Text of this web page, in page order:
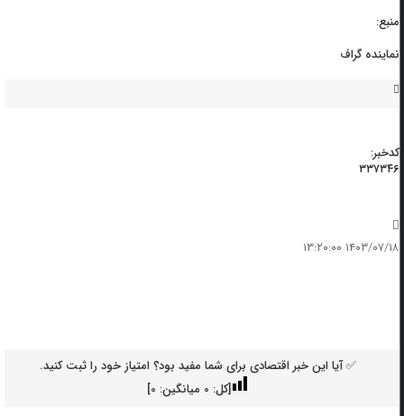
منبع:
نماینده گراف
کدخبر:
۳۳۷۳۴۶
۱۴۰۳/۰۷/۱۸ ۱۳:۲۰:۰۰
✅ آیا این خبر اقتصادی برای شما مفید بود؟ امتیاز خود را ثبت کنید.
[کل: 0میانگین: 0
]